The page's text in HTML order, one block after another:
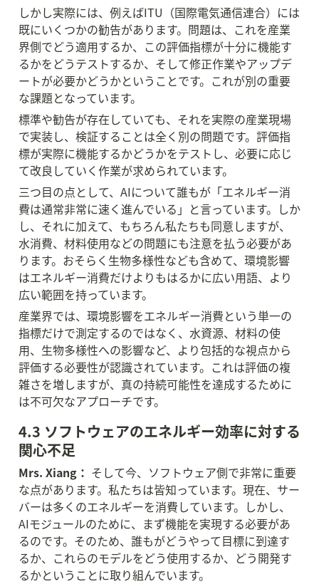
しかし実際には、例えばITU（国際電気通信連合）には
既にいくつかの勧告があります。問題は、これを産業
界側でどう適用するか、この評価指標が十分に機能す
るかをどうテストするか、そして修正作業やアップデ
ートが必要かどうかということです。これが別の重要
な課題となっています。
標準や勧告が存在していても、それを実際の産業現場
で実装し、検証することは全く別の問題です。評価指
標が実際に機能するかどうかをテストし、必要に応じ
て改良していく作業が求められています。
三つ目の点として、AIについて誰もが「エネルギー消
費は通常非常に速く進んでいる」と言っています。しか
し、それに加えて、もちろん私たちも同意しますが、
水消費、材料使用などの問題にも注意を払う必要があ
ります。おそらく生物多様性なども含めて、環境影響
はエネルギー消費だけよりもはるかに広い用語、より
広い範囲を持っています。
産業界では、環境影響をエネルギー消費という単一の
指標だけで測定するのではなく、水資源、材料の使
用、生物多様性への影響など、より包括的な視点から
評価する必要性が認識されています。これは評価の複
雑さを増しますが、真の持続可能性を達成するために
は不可欠なアプローチです。
4.3 ソフトウェアのエネルギー効率に対する
関心不足
Mrs. Xiang： そして今、ソフトウェア側で非常に重要
な点があります。私たちは皆知っています。現在、サー
バーは多くのエネルギーを消費しています。しかし、
AIモジュールのために、まず機能を実現する必要があ
るのです。そのため、誰もがどうやって目標に到達す
るか、これらのモデルをどう使用するか、どう開発す
るかということに取り組んでいます。